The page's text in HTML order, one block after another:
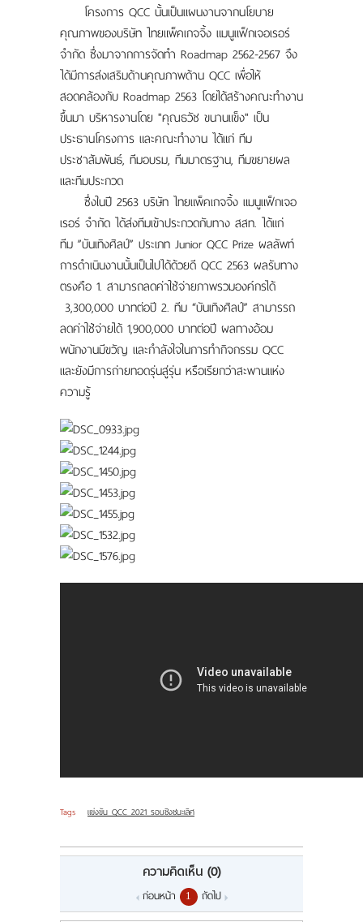
โครงการ QCC นั้นเป็นแผนงานจากนโยบาย
คุณภาพของบริษัท ไทยแพ็คเกจจิ้ง แมนูแฟ็กเจอเรอร์
จำกัด ซึ่งมาจากการจัดทำ Roadmap 2562-2567 จึง
ได้มีการส่งเสริมด้านคุณภาพด้าน QCC เพื่อให้
สอดคล้องกับ Roadmap 2563 โดยได้สร้างคณะทำงาน
ขึ้นมา บริหารงานโดย "คุณธวัช ขนานแข็ง" เป็น
ประธานโครงการ และคณะทำงาน ได้แก่ ทีม
ประชาสัมพันธ์, ทีมอบรม, ทีมมาตรฐาน, ทีมขยายผล
และทีมประกวด
ซึ่งในปี 2563 บริษัท ไทยแพ็คเกจจิ้ง แมนูแฟ็กเจอ
เรอร์ จำกัด ได้ส่งทีมเข้าประกวดกับทาง สสท. ได้แก่
ทีม ”บันเทิงศิลป์” ประเภท Junior QCC Prize ผลลัพท์
การดำเนินงานนั้นเป็นไปได้ด้วยดี QCC 2563 ผลรับทาง
ตรงคือ 1. สามารถลดค่าใช้จ่ายภาพรวมองค์กรได้
3,300,000 บาทต่อปี 2. ทีม “บันเทิงศิลป์” สามารรถ
ลดค่าใช้จ่ายได้ 1,900,000 บาทต่อปี ผลทางอ้อม
พนักงานมีขวัญ และกำลังใจในการทำกิจกรรม QCC
และยังมีการถ่ายทอดรุ่นสู่รุ่น หรือเรียกว่าสะพานแห่ง
ความรู้
Tags แข่งขัน QCC 2021 รอบชิงชนะเลิศ
ความคิดเห็น (0)
ก่อนหน้า 1 ถัดไป